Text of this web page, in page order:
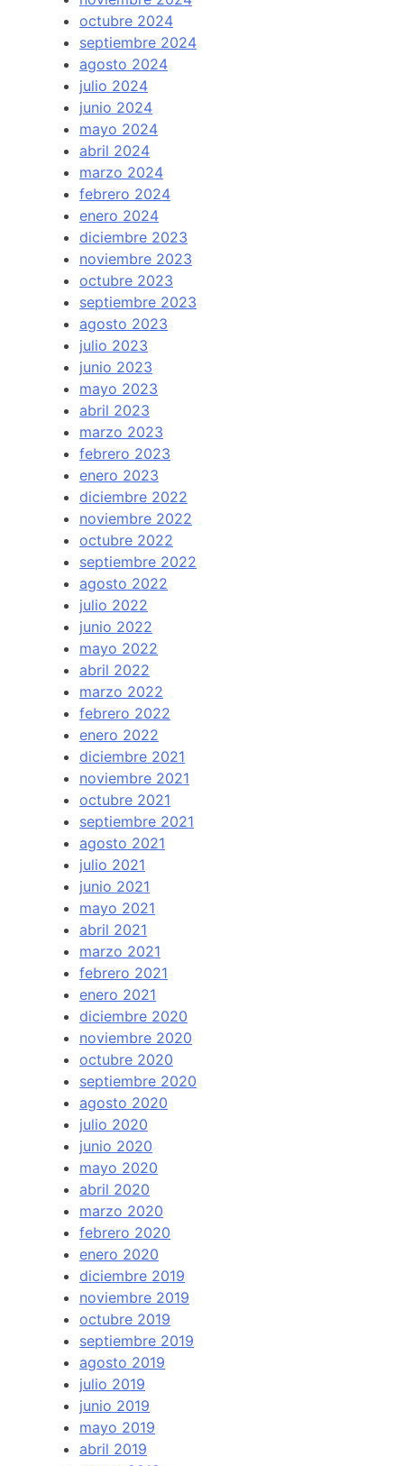
octubre 2024
septiembre 2024
agosto 2024
julio 2024
junio 2024
mayo 2024
abril 2024
marzo 2024
febrero 2024
enero 2024
diciembre 2023
noviembre 2023
octubre 2023
septiembre 2023
agosto 2023
julio 2023
junio 2023
mayo 2023
abril 2023
marzo 2023
febrero 2023
enero 2023
diciembre 2022
noviembre 2022
octubre 2022
septiembre 2022
agosto 2022
julio 2022
junio 2022
mayo 2022
abril 2022
marzo 2022
febrero 2022
enero 2022
diciembre 2021
noviembre 2021
octubre 2021
septiembre 2021
agosto 2021
julio 2021
junio 2021
mayo 2021
abril 2021
marzo 2021
febrero 2021
enero 2021
diciembre 2020
noviembre 2020
octubre 2020
septiembre 2020
agosto 2020
julio 2020
junio 2020
mayo 2020
abril 2020
marzo 2020
febrero 2020
enero 2020
diciembre 2019
noviembre 2019
octubre 2019
septiembre 2019
agosto 2019
julio 2019
junio 2019
mayo 2019
abril 2019